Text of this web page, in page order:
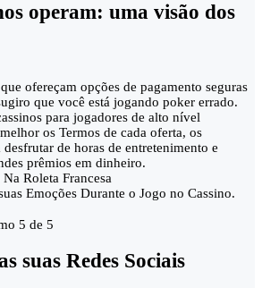
operam: uma visão dos
ofereçam opções de pagamento seguras
que você está jogando poker errado.
para jogadores de alto nível
os Termos de cada oferta, os
de horas de entretenimento e
prêmios em dinheiro.
Roleta Francesa
Emoções Durante o Jogo no Cassino.
5 de 5
suas Redes Sociais